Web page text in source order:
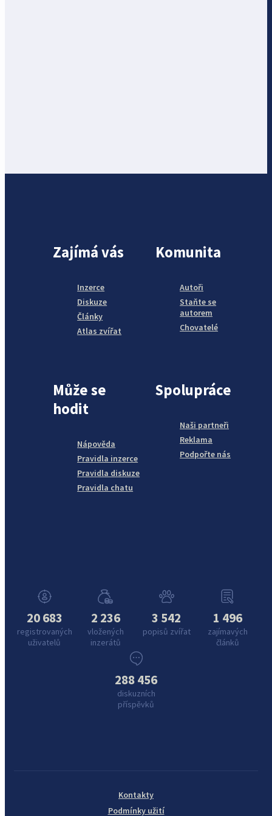
Zajímá vás
Inzerce
Diskuze
Články
Atlas zvířat
Komunita
Autoři
Staňte se
autorem
Chovatelé
Může se
hodit
Nápověda
Pravidla inzerce
Pravidla diskuze
Pravidla chatu
Spolupráce
Naši partneři
Reklama
Podpořte nás
20 683
registrovaných
uživatelů
2 236
vložených
inzerátů
3 542
popisů zvířat
1 496
zajímavých
článků
288 456
diskuzních
příspěvků
Kontakty
Podmínky užití